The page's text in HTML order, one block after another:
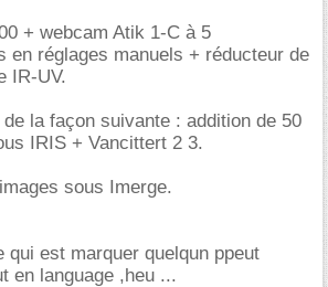
+ webcam Atik 1-C à 5
en réglages manuels + réducteur de
IR-UV.
la façon suivante : addition de 50
IRIS + Vancittert 2 3.
sous Imerge.
qui est marquer quelqun ppeut
en language ,heu ...